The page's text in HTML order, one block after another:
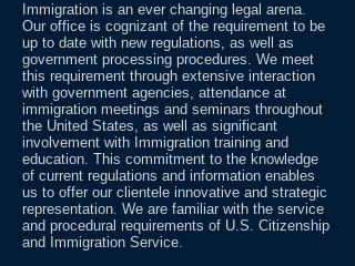
Immigration is an ever changing legal arena.
Our office is cognizant of the requirement to be
up to date with new regulations, as well as
government processing procedures. We meet
this requirement through extensive interaction
with government agencies, attendance at
immigration meetings and seminars throughout
the United States, as well as significant
involvement with Immigration training and
education. This commitment to the knowledge
of current regulations and information enables
us to offer our clientele innovative and strategic
representation. We are familiar with the service
and procedural requirements of U.S. Citizenship
and Immigration Service.